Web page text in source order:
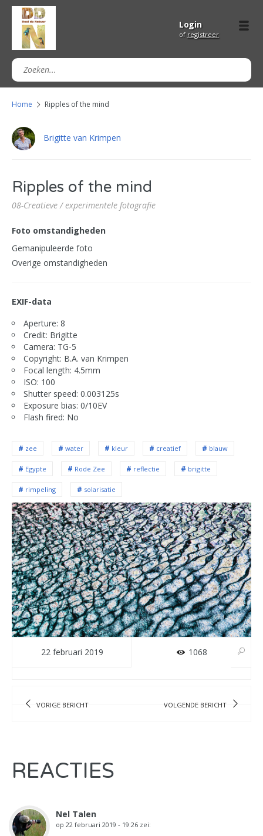
Login
of registreer
Home Ripples of the mind
Brigitte van Krimpen
Ripples of the mind
08-Creatieve / experimentele fotografie
Foto omstandigheden
Gemanipuleerde foto
Overige omstandigheden
EXIF-data
Aperture: 8
Credit: Brigitte
Camera: TG-5
Copyright: B.A. van Krimpen
Focal length: 4.5mm
ISO: 100
Shutter speed: 0.003125s
Exposure bias: 0/10EV
Flash fired: No
zee water kleur creatief blauw
Egypte Rode Zee reflectie brigitte
rimpeling solarisatie
22 februari 2019 1068
VORIGE BERICHT VOLGENDE BERICHT
REACTIES
Nel Talen
op 22 februari 2019 - 19:26 zei: